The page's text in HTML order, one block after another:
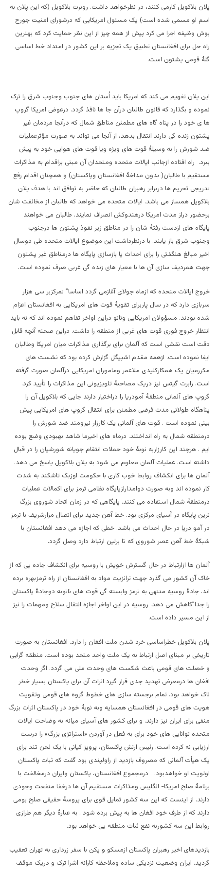
پلان بلاکویل کارمی کنند، در نظرخواهد داشت. روبرت بلاکویل (که این پلان به
اسم او مسمی شده است) یک مسئول امریکایی که درشورای امنیت جورح
بوش وظیفه اجرا می کرد پیش از همه چیز از این نظر حمایت کرد که بهترین
راه حل برای افغانستان تطبیق یک تجزیه بر این کشور در امتداد خط اساسی
گلۀ قومی پشتون است.
این پلان تفهیم می کند که امریکا باید اُستان های جنوب وجنوب شرق را ترک
نموده و بگذارد که قانون طالبان درآن جا ها نافذ گردد. درعوض امریکا گروپ
ها ی خود را در پناه گاه های مطمئن مناطق شمال که درآنجا مردمان غیر
پشتون زنده گی دارند انتقال بدهد، از آنجا می تواند به صورت مؤثرعملیات
ضد شورش را به وسیلۀ قوت های ویژه ویا قوت های هوایی خود به پیش
ببرد. راه افتاده ازجانب ایالات متحده ومتحدان آن مبنی براقدام به مذاکرات
مستقیم با طالبان( بدون مداخۀ افغانستان وپاکستان) و همچنان اقدام رفع
تدریجی تحریم ها دربرابر رهبران طالبان که حاضر به توافق اند با هدف پلان
بلاکویل همساز می باشد. ایالات متحده می خواهد که طالبان از مخالفت شان
برحضور دراز مدت امریکا درهندوکش انصراف نمایند. طالبان می خواهند
پایگاه های ازدست رفتۀ شان را در مناطق زیر نفوذ پشتون ها درجنوب
وجنوب شرق باز یابند. با درنظرداشت این موضوع ایالات متحده طی دوسال
اخیر مبالغ هنگفتی را برای احداث یا بازسازی پایگاه ها درمناطق غیر پشتون
جهت همردیف سازی آن ها با معیار های زنده گی غربی صرف نموده است.
خروج ایالات متحده که ازماه جولای آغازمی گردد اساسا” تمرکزبر سی هزار
سربازی دارد که در سال پاربرای تقویۀ قوت های امریکایی به افغانستان اعزام
شده بودند. مسؤولان امریکایی وناتو دراین اواخر تفاهم نموده اند که نه باید
انتظار خروج فوری قوت های غربی از منطقه را داشت. دراین صحنه آنچه قابل
دقت است نقشی است که آلمان برای برگذاری مذاکرات میان امریکا وطالبان
ایفا نموده است. ازهمه مقدم اشپیگل گزارش کرده بود که نشست های
مکررمیان یک همکارکلیدی ملاعمر وماموران امریکایی درآلمان صورت گرفته
است. رابرت گیتس نیز دریک مصاحبۀ تلویزیونی این مذاکرات را تأیید کرد.
گروپ های آلمانی منطقۀ آمودریا را دراختیار دارند جایی که بلاکویل آن را
پناهگاه طولانی مدت فرضی مطمئن برای انتقال گروپ های امریکایی پیش
بینی نموده است . قوت های آلمانی یک کارزار نیرومند ضد شورش را
درمنطقه شمال به راه انداختند. درماه های اخیرما شاهد بهبودی وضع بوده
ایم . هرچند این کارزاربه نوبۀ خود حملات انتقام جویانه شورشیان را در قبال
داشته است. عملیات آلمان معلوم می شود به پلان بلاکویل پاسخ می دهد.
آلمان ها برای انکشاف روابط خوب کاری با حکومت اوزبک تاشکند به شدت
کار نموده اند وبه صورت دوامدارازپایگاه نظامی ترمز برای اکمالات عملیات
درمنطقۀ شمال استفاده می کنند. پایگاهی که در زمان اتحاد شوروی بزرگ
ترین پایگاه در آسیای مرکزی بود. خط آهن جدید برای اتصال مزارشریف با ترمز
در آمو دریا در حال احداث می باشد. خطی که اجازه می دهد افغانستان با
شبکۀ خط آهن عصر شوروی که تا برلین ارتباط دارد وصل گردد.
آلمان ها ازارتباط در حال گسترش خویش با روسیه برای انکشاف جاده یی که از
خاک آن کشور می گذرد جهت ترانزیت مواد به افغانستان از راه ترمزبهره برده
اند. جادۀ روسیه منتهی به ترمز وابسته گی قوت های ناتوبه دوجادۀ پاکستان
را جدا”کاهش می دهد. روسیه در این اواخر اجازه انتقال سلاح ومهمات را نیز
از این مسیر داده است.
پلان بلاکویل خطراساسی خرد شدن ملت افغان را دارد. افغانستان به صورت
تاریخی بر مبنای اصل ارتباط به یک ملت واحد متحد بوده است. منطقه گرایی
و خصلت های قومی باعث شکست های وحدت ملی می گردد. اگر وحدت
افغان ها درمعرض تهدید جدی قرار گیرد اثرات آن برای پاکستان بسیار خطر
ناک خواهد بود. تمام برجسته سازی های خطوط گروه های قومی وتقویت
هویت های قومی در افغانستان همسایه وبه نوبۀ خود در پاکستان اثرات بزرگ
منفی برای ایران نیز دارند. و برای کشور های آسیای میانه به وضاحت ایالات
متحده توانایی های خود برای به فعل در آوردن «استراتژی بزرگ» را درست
ارزیابی نه کرده است. رئیس ارتش پاکستان، پرویز کیانی با یک لحن تند برای
یک هیأت آلمانی که مصروف بازدید از راولپندی بود گفت که ثبات پاکستان
اولویت او خواهدبود. درمجموع افغانستان، پاکستان وایران درمخالفت با
برنامۀ صلح امریکا- انگلیس ومذاکرات مستقیم آن ها درخفا منفعت وجودی
دارند. از اینست که این سه کشور تمایل قوی برای پروسۀ حقیقی صلح بومی
دارند که از طرف خود افغان ها به پیش برده شود . به عبارۀ دیگر هم طرازی
روابط این سه کشوربه نفع ثبات منطقه یی خواهد بود.
بازدیدهای اخیر رهبران پاکستان ازمسکو و پکن با سفر زرداری به تهران تعقیب
گردید. ایران وضعیت نزدیکی ساده وملاحظه کارانه اشرا ترک و دریک موقف